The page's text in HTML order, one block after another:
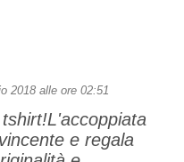
2018 alle ore 02:51
e regala